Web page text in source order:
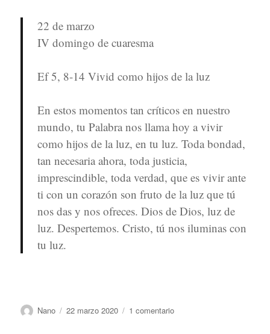
22 de marzo
IV domingo de cuaresma
Ef 5, 8-14 Vivid como hijos de la luz
En estos momentos tan críticos en nuestro
mundo, tu Palabra nos llama hoy a vivir
como hijos de la luz, en tu luz. Toda bondad,
tan necesaria ahora, toda justicia,
imprescindible, toda verdad, que es vivir ante
ti con un corazón son fruto de la luz que tú
nos das y nos ofreces. Dios de Dios, luz de
luz. Despertemos. Cristo, tú nos iluminas con
tu luz.
Autor
Nano
Publicado
22 marzo 2020 1 comentarioen